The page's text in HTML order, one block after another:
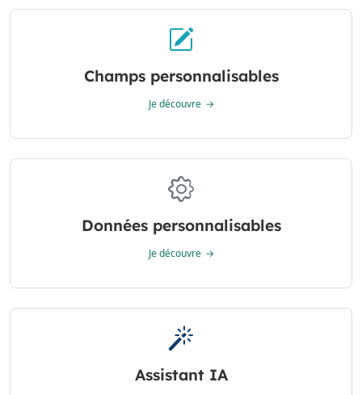
Champs personnalisables
Je découvre
Données personnalisables
Je découvre
Assistant IA